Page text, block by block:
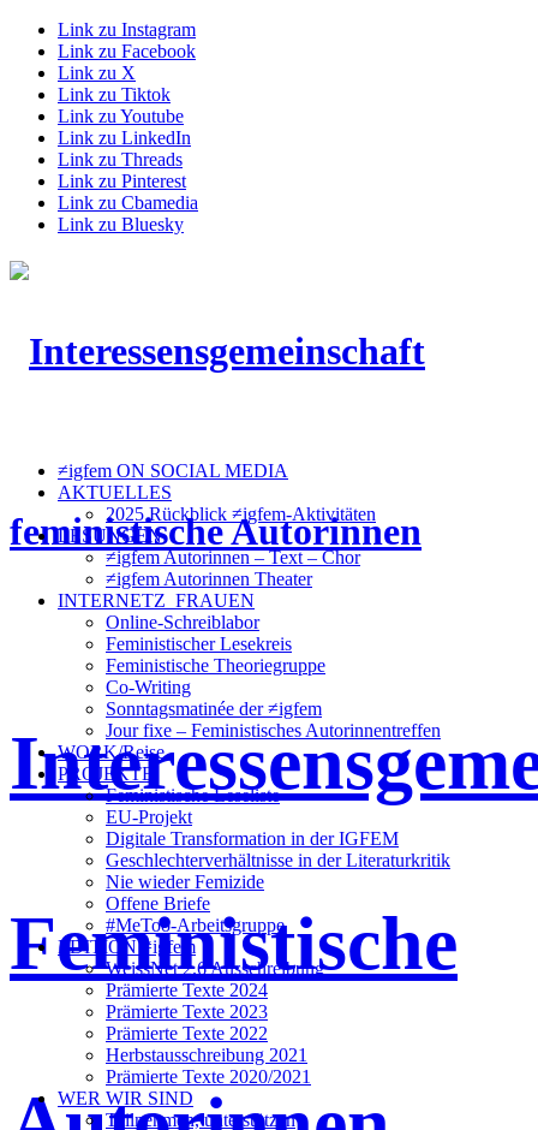
Link zu Instagram
Link zu Facebook
Link zu X
Link zu Tiktok
Link zu Youtube
Link zu LinkedIn
Link zu Threads
Link zu Pinterest
Link zu Cbamedia
Link zu Bluesky
Feministische
≠igfem ON SOCIAL MEDIA
AKTUELLES
2025 Rückblick ≠igfem-Aktivitäten
LESUNGEN
≠igfem Autorinnen – Text – Chor
≠igfem Autorinnen Theater
INTERNETZ_FRAUEN
Online-Schreiblabor
Feministischer Lesekreis
Feministische Theoriegruppe
Co-Writing
Sonntagsmatinée der ≠igfem
Jour fixe – Feministisches Autorinnentreffen
WORK/Reise
PROJEKTE
Feministische Leseliste
EU-Projekt
Digitale Transformation in der IGFEM
Geschlechterverhältnisse in der Literaturkritik
Nie wieder Femizide
Offene Briefe
#MeToo-Arbeitsgruppe
EDITION ≠igfem
WeissNet 2.6 Ausschreibung
Prämierte Texte 2024
Prämierte Texte 2023
Prämierte Texte 2022
Herbstausschreibung 2021
Prämierte Texte 2020/2021
WER WIR SIND
Teilnehmen, unterstützen